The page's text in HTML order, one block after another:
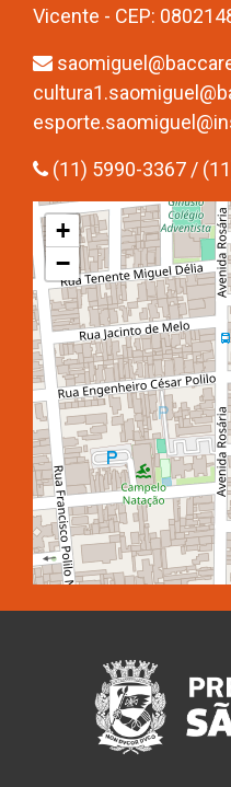
Vicente - CEP:
(11) 5990-3367 /
+
−